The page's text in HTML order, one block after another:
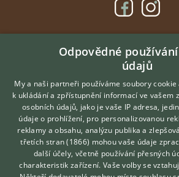
DOMOVSKÁ STRÁNKA
INZERCE
DISKUSE
ČLÁNKY
O nás
Kontakt
Možnosti zvýraznění
Hledáte
Zdarma
Odpovědné
údajů
My a naši partneři používáme soubory
k ukládání a zpřístupnění informací ve vašem
osobních údajů, jako je vaše IP adresa,
údaje o prohlížení, pro personalizovanou
reklamy a obsahu, analýzu publika a
třetích stran (1866) mohou vaše údaje
další účely, včetně používání přesných
charakteristik zařízení. Vaše volby se